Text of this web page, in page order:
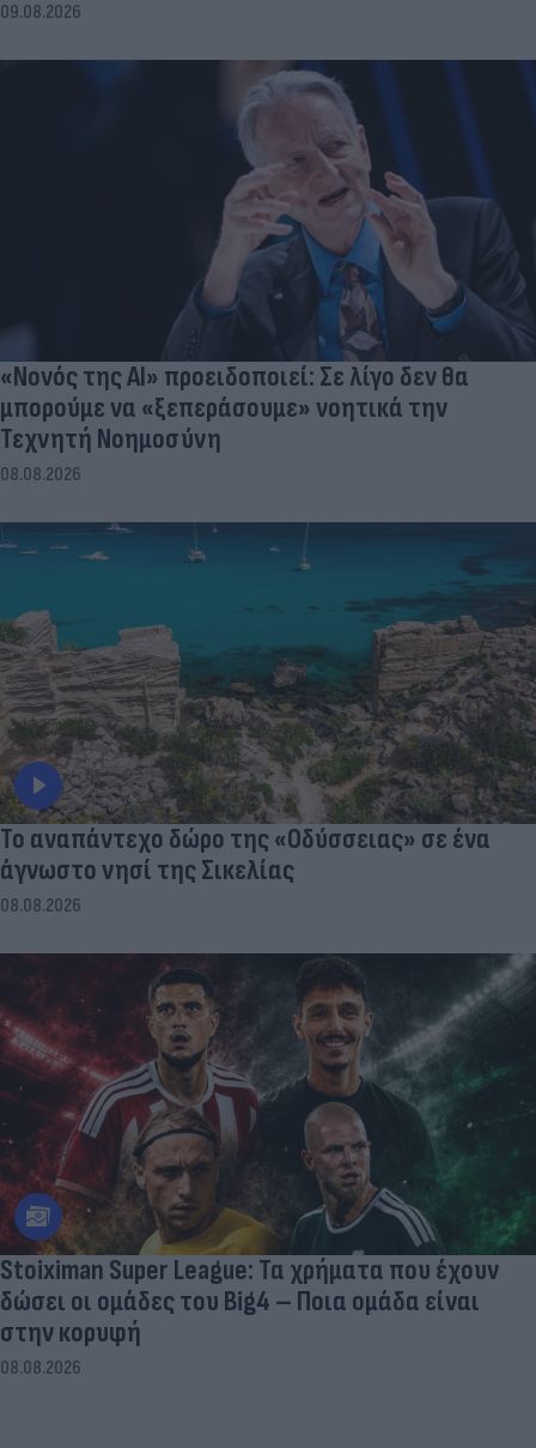
09.08.2026
«Νονός της AI» προειδοποιεί: Σε λίγο δεν θα
μπορούμε να «ξεπεράσουμε» νοητικά την
Τεχνητή Νοημοσύνη
08.08.2026
To αναπάντεχο δώρο της «Οδύσσειας» σε ένα
άγνωστο νησί της Σικελίας
08.08.2026
Stoiximan Super League: Τα χρήματα που έχουν
δώσει οι ομάδες του Big4 – Ποια ομάδα είναι
στην κορυφή
08.08.2026